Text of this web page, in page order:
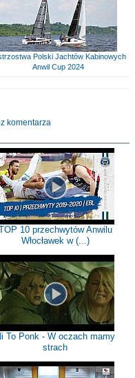
Polski Jachtów Kabinowych
Anwil Cup 2024
komentarza
10 przechwytów Anwilu
Włocławek w (...)
To Ponk - W oczach mamy
strach